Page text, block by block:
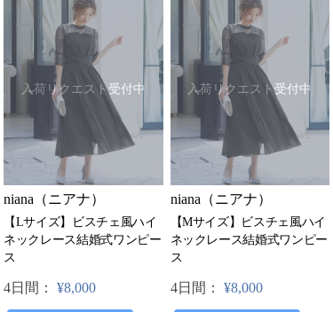
入荷リクエスト受付中
niana（ニアナ）
【Lサイズ】ビスチェ風ハイ
ネックレース結婚式ワンピー
ス
4日間： ¥8,000
入荷リクエスト受付中
niana（ニアナ）
【Mサイズ】ビスチェ風ハイ
ネックレース結婚式ワンピー
ス
4日間： ¥8,000